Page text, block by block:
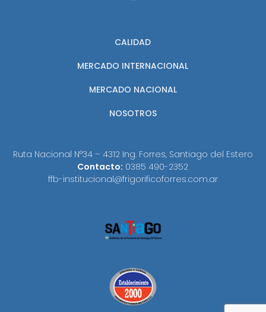
CALIDAD
MERCADO INTERNACIONAL
MERCADO NACIONAL
NOSOTROS
Ruta Nacional N°34 – 4312 Ing. Forres, Santiago del Estero
Contacto: 0385 490-2352
ffb-institucional@frigorificoforres.com.ar